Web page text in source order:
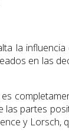
la
en las
partes
y